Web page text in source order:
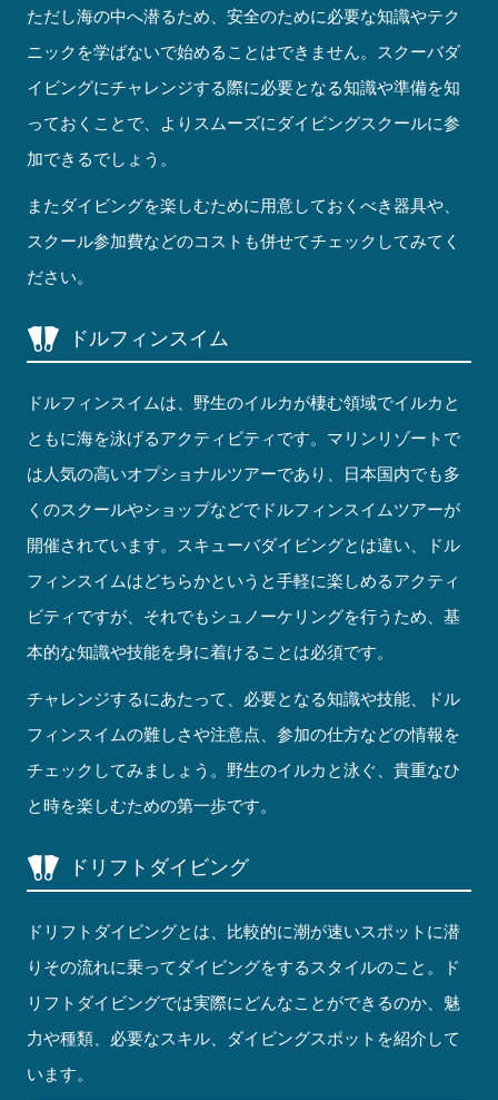
ただし海の中へ潜るため、安全のために必要な知識やテク
ニックを学ばないで始めることはできません。スクーバダ
イビングにチャレンジする際に必要となる知識や準備を知
っておくことで、よりスムーズにダイビングスクールに参
加できるでしょう。
またダイビングを楽しむために用意しておくべき器具や、
スクール参加費などのコストも併せてチェックしてみてく
ださい。
ドルフィンスイム
ドルフィンスイムは、野生のイルカが棲む領域でイルカと
ともに海を泳げるアクティビティです。マリンリゾートで
は人気の高いオプショナルツアーであり、日本国内でも多
くのスクールやショップなどでドルフィンスイムツアーが
開催されています。スキューバダイビングとは違い、ドル
フィンスイムはどちらかというと手軽に楽しめるアクティ
ビティですが、それでもシュノーケリングを行うため、基
本的な知識や技能を身に着けることは必須です。
チャレンジするにあたって、必要となる知識や技能、ドル
フィンスイムの難しさや注意点、参加の仕方などの情報を
チェックしてみましょう。野生のイルカと泳ぐ、貴重なひ
と時を楽しむための第一歩です。
ドリフトダイビング
ドリフトダイビングとは、比較的に潮が速いスポットに潜
りその流れに乗ってダイビングをするスタイルのこと。ド
リフトダイビングでは実際にどんなことができるのか、魅
力や種類、必要なスキル、ダイビングスポットを紹介して
います。